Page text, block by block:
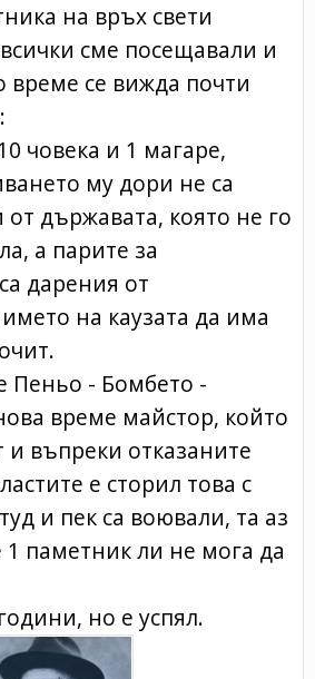
на връх свети
сме посещавали и
време се вижда почти
човека и 1 магаре,
му дори не са
държавата, която не го
а парите за
дарения от
на каузата да има
Пеньо - Бомбето -
време майстор, който
и въпреки отказаните
е сторил това с
и пек са воювали, та аз
паметник ли не мога да
но е успял.